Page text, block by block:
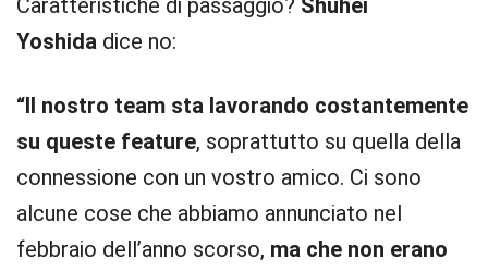
Caratteristiche di passaggio? Shuhei
Yoshida dice no:
“Il nostro team sta lavorando costantemente
su queste feature, soprattutto su quella della
connessione con un vostro amico. Ci sono
alcune cose che abbiamo annunciato nel
febbraio dell’anno scorso, ma che non erano